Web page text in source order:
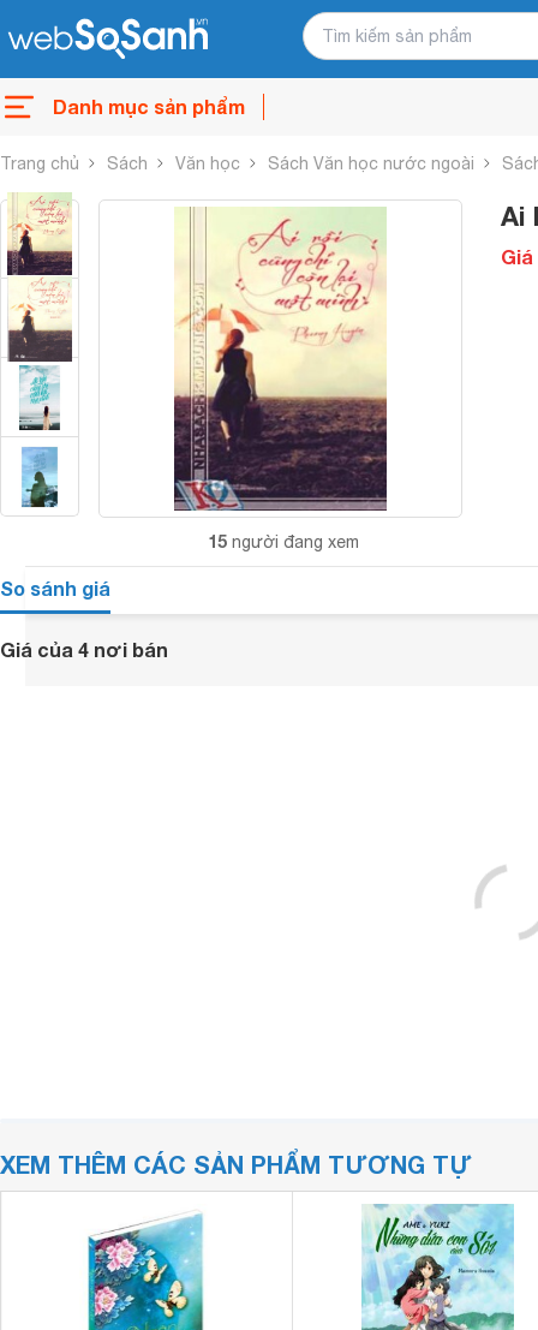
Danh mục sản phẩm
Trang chủ Sách Văn học Sách Văn học nước ngoài
15 người đang xem
Ai
So sánh giá
Giá của 4 nơi bán
XEM THÊM CÁC SẢN PHẨM TƯƠNG TỰ